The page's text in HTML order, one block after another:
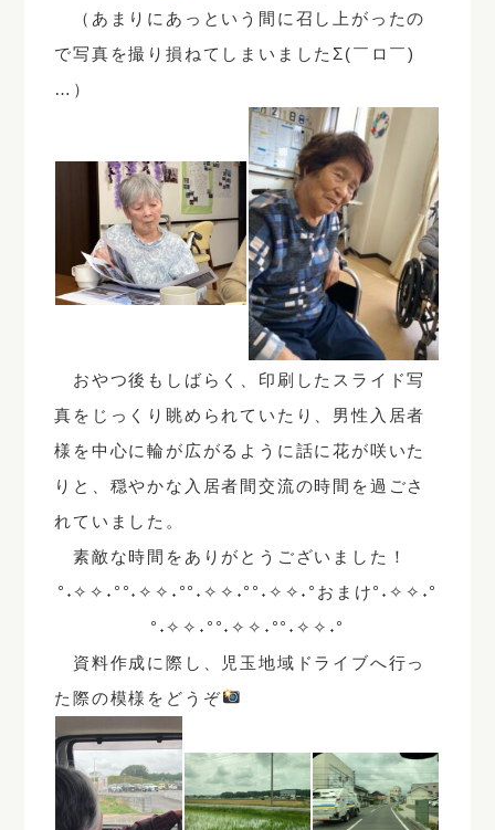
（あまりにあっという間に召し上がったの
で写真を撮り損ねてしまいましたΣ(￣ロ￣)
…）
おやつ後もしばらく、印刷したスライド写
真をじっくり眺められていたり、男性入居者
様を中心に輪が広がるように話に花が咲いた
りと、穏やかな入居者間交流の時間を過ごさ
れていました。
素敵な時間をありがとうございました！
°˖✧✧˖°°˖✧✧˖°°˖✧✧˖°°˖✧✧˖°おまけ°˖✧✧˖°
°˖✧✧˖°°˖✧✧˖°°˖✧✧˖°
資料作成に際し、児玉地域ドライブへ行っ
た際の模様をどうぞ